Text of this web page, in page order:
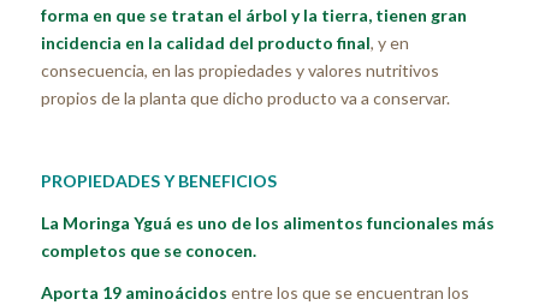
forma en que se tratan el árbol y la tierra, tienen gran
incidencia en la calidad del producto final, y en
consecuencia, en las propiedades y valores nutritivos
propios de la planta que dicho producto va a conservar.
PROPIEDADES Y BENEFICIOS
La Moringa Yguá es uno de los alimentos funcionales más
completos que se conocen.
Aporta 19 aminoácidos entre los que se encuentran los